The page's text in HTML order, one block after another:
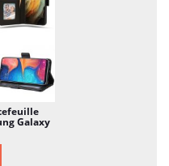
Galaxy